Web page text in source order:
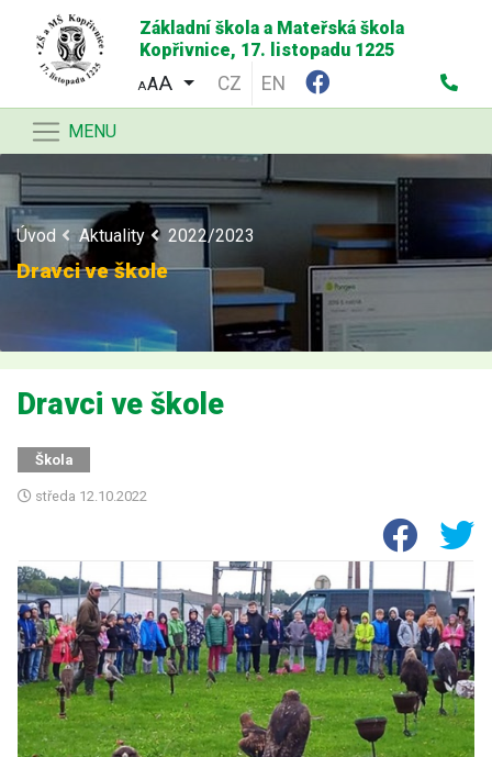
Základní škola a Mateřská škola
Kopřivnice, 17. listopadu 1225
AA CZ EN
MENU
Úvod Aktuality 2022/2023
Dravci ve škole
Dravci ve škole
Škola
středa 12.10.2022